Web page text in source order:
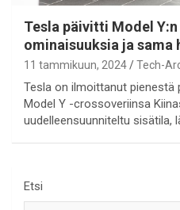
Tesla päivitti Model
ominaisuuksia ja sama
11 tammikuun, 2024 Tech-
Tesla on ilmoittanut pienestä
Model Y -crossoveriinsa
uudelleensuunniteltu sisätila,
Etsi